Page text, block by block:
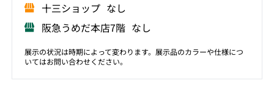
⼗三ショップ なし
阪急うめだ本店7階 なし
展示の状況は時期によって変わります。展示品のカラーや仕様につ
いてはお問い合わせください。